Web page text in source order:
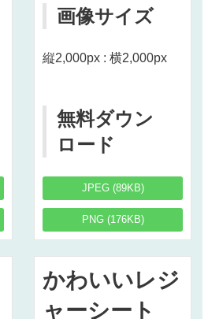
画像サイズ
縦2,000px : 横2,000px
無料ダウン
ロード
JPEG (89KB)
PNG (176KB)
かわいいレジ
ャーシート